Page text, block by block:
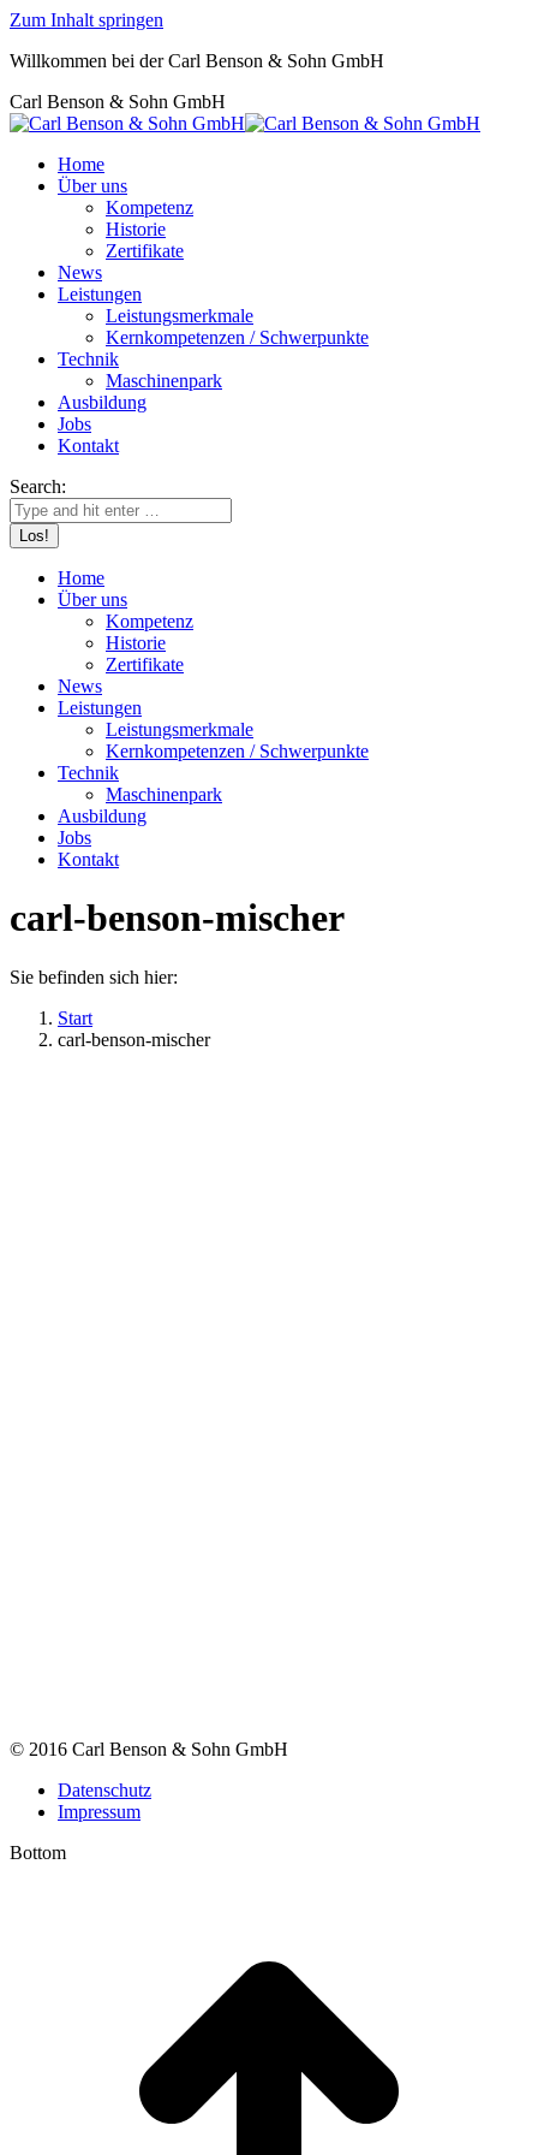
Zum Inhalt springen
Willkommen bei der Carl Benson & Sohn GmbH
Carl Benson & Sohn GmbH
Home
Über uns
Kompetenz
Historie
Zertifikate
News
Leistungen
Leistungsmerkmale
Kernkompetenzen / Schwerpunkte
Technik
Maschinenpark
Ausbildung
Jobs
Kontakt
Search:
Home
Über uns
Kompetenz
Historie
Zertifikate
News
Leistungen
Leistungsmerkmale
Kernkompetenzen / Schwerpunkte
Technik
Maschinenpark
Ausbildung
Jobs
Kontakt
carl-benson-mischer
Sie befinden sich hier:
Start
carl-benson-mischer
© 2016 Carl Benson & Sohn GmbH
Datenschutz
Impressum
Bottom